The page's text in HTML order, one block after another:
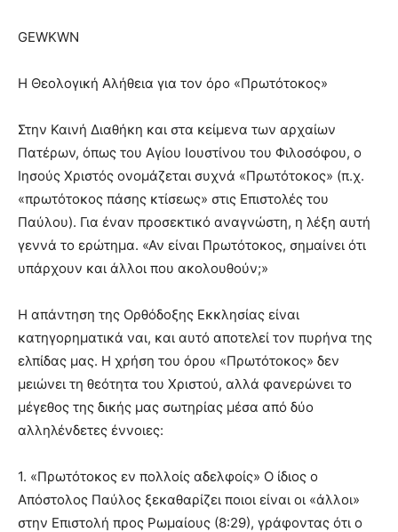
GEWKWN
Η Θεολογική Αλήθεια για τον όρο «Πρωτότοκος»
Στην Καινή Διαθήκη και στα κείμενα των αρχαίων
Πατέρων, όπως του Αγίου Ιουστίνου του Φιλοσόφου, ο
Ιησούς Χριστός ονομάζεται συχνά «Πρωτότοκος» (π.χ.
«πρωτότοκος πάσης κτίσεως» στις Επιστολές του
Παύλου). Για έναν προσεκτικό αναγνώστη, η λέξη αυτή
γεννά το ερώτημα. «Αν είναι Πρωτότοκος, σημαίνει ότι
υπάρχουν και άλλοι που ακολουθούν;»
Η απάντηση της Ορθόδοξης Εκκλησίας είναι
κατηγορηματικά ναι, και αυτό αποτελεί τον πυρήνα της
ελπίδας μας. Η χρήση του όρου «Πρωτότοκος» δεν
μειώνει τη θεότητα του Χριστού, αλλά φανερώνει το
μέγεθος της δικής μας σωτηρίας μέσα από δύο
αλληλένδετες έννοιες:
1. «Πρωτότοκος εν πολλοίς αδελφοίς» Ο ίδιος ο
Απόστολος Παύλος ξεκαθαρίζει ποιοι είναι οι «άλλοι»
στην Επιστολή προς Ρωμαίους (8:29), γράφοντας ότι ο